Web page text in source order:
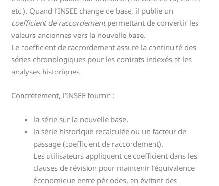
etc.). Quand l’INSEE change de base, il publie un
coefficient de raccordementpermettant de convertir les
valeurs anciennes vers la nouvelle base.
Le coefficient de raccordement assure la continuité des
séries chronologiques pour les contrats indexés et les
analyses historiques.
Concrètement, l’INSEE fournit :
la série sur la nouvelle base,
la série historique recalculée ou un facteur de
passage (coefficient de raccordement).
Les utilisateurs appliquent ce coefficient dans les
clauses de révision pour maintenir l’équivalence
économique entre périodes, en évitant des